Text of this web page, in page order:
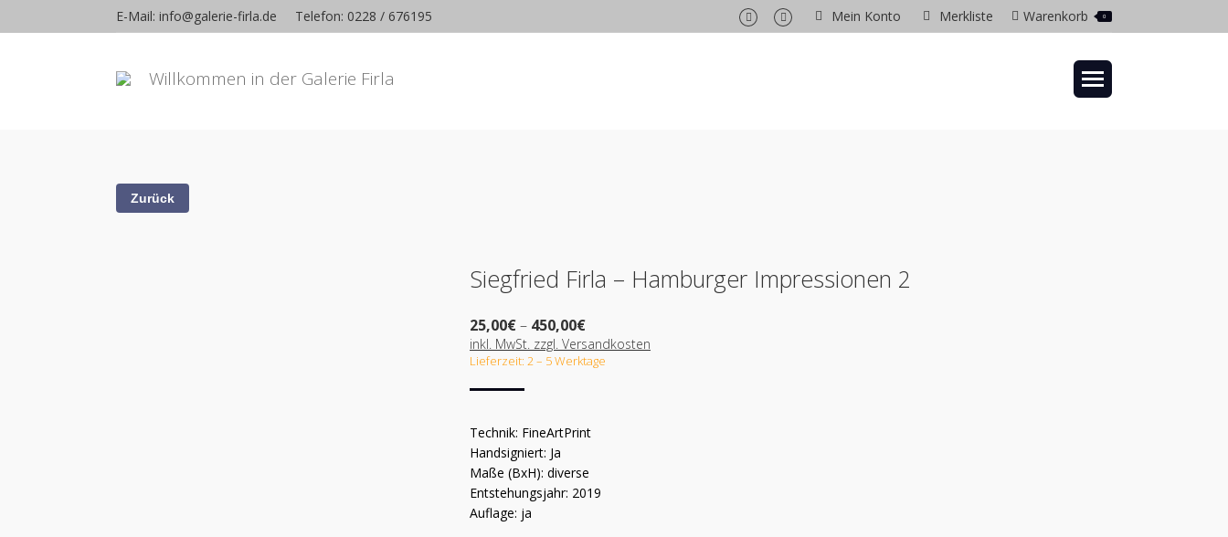
E-Mail: info@galerie-firla.de Telefon: 0228 / 676195
FacebookInstagramMein Konto Merkliste Warenkorb 0
Willkommen in der Galerie Firla
Siegfried Firla – Hamburger Impressionen 2
25,00€– 450,00€Preisspanne:
25,00€
bis
450,00€
inkl. MwSt. zzgl. Versandkosten
Lieferzeit: 2 – 5 Werktage
Technik: FineArtPrint
Handsigniert: Ja
Maße (BxH): diverse
Entstehungsjahr: 2019
Auflage: ja